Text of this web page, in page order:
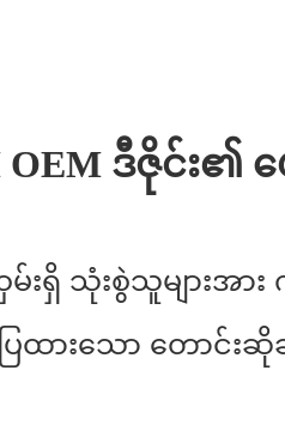
OEM ဒီဇိုင်း
မ်းရှိ သုံးစွဲသူများအ
ထားသော တောင်း